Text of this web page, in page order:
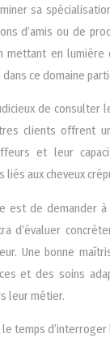
sa
d’amis ou de
mettant en lumière
ce domaine
de consulter
clients offrent
et leur
liés aux cheveux
est de demander
d’évaluer
Une bonne
et des soins
leur métier.
temps